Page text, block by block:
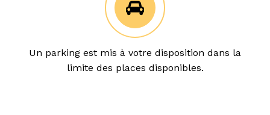
Un parking est mis à votre disposition dans la
limite des places disponibles.